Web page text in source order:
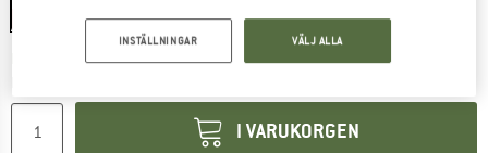
Leveranstid: 4-5 arbetsdagarLänken öppnas i en inforuta och innehåller
I VARUKORGEN
INSTÄLLNINGAR VÄLJ ALLA